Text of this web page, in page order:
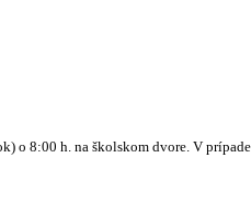
o 8:00 h. na školskom dvore. V